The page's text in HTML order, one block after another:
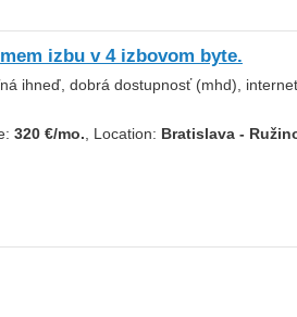
izbu v 4 izbovom byte.
ihneď, dobrá dostupnosť (mhd),
320 €/mo. , Location: Bratislava -